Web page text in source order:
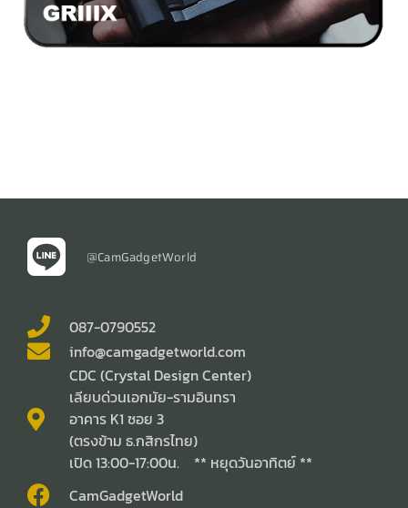
@CamGadgetWorld
087-0790552
info@camgadgetworld.com
CDC (Crystal Design Center)
เลียบด่วนเอกมัย-รามอินทรา
อาคาร K1 ซอย 3
(ตรงข้าม ธ.กสิกรไทย)
เปิด 13:00-17:00น. ** หยุดวันอาทิตย์ **
CamGadgetWorld